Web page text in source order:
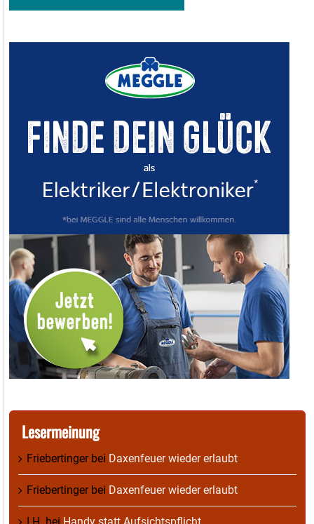
Lesermeinung
Friebertingerbei Daxenfeuer wieder erlaubt
Friebertingerbei Daxenfeuer wieder erlaubt